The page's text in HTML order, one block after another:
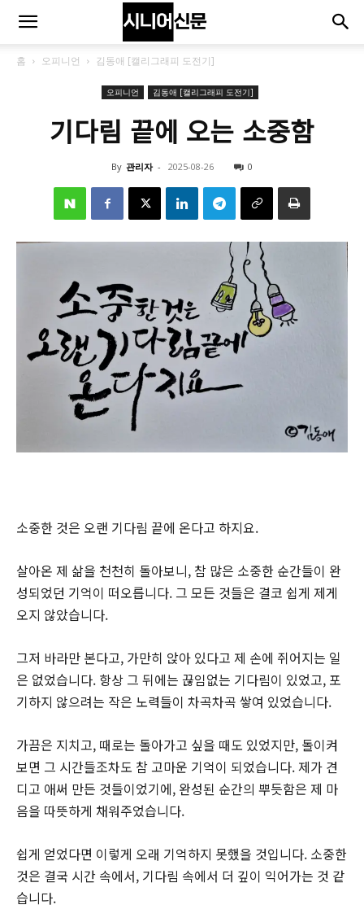
홈 오피니언 김동애 [캘리그래피 도전기]
오피니언 김동애 [캘리그래피 도전기]
기다림 끝에 오는 소중함
By 관리자 - 2025-08-26 0
소중한 것은 오랜 기다림 끝에 온다고 하지요.
살아온 제 삶을 천천히 돌아보니, 참 많은 소중한 순간들이 완
성되었던 기억이 떠오릅니다. 그 모든 것들은 결코 쉽게 제게
오지 않았습니다.
그저 바라만 본다고, 가만히 앉아 있다고 제 손에 쥐어지는 일
은 없었습니다. 항상 그 뒤에는 끊임없는 기다림이 있었고, 포
기하지 않으려는 작은 노력들이 차곡차곡 쌓여 있었습니다.
가끔은 지치고, 때로는 돌아가고 싶을 때도 있었지만, 돌이켜
보면 그 시간들조차도 참 고마운 기억이 되었습니다. 제가 견
디고 애써 만든 것들이었기에, 완성된 순간의 뿌듯함은 제 마
음을 따뜻하게 채워주었습니다.
쉽게 얻었다면 이렇게 오래 기억하지 못했을 것입니다. 소중한
것은 결국 시간 속에서, 기다림 속에서 더 깊이 익어가는 것 같
습니다.